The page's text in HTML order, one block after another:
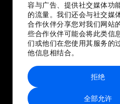
容与广告、提供社交媒体功
的流量。我们还会与社交媒
合作伙伴分享您对我们网站
些合作伙伴可能会将此类信
们或他们在您使用其服务的
他信息相结合。
全部允许
拒绝